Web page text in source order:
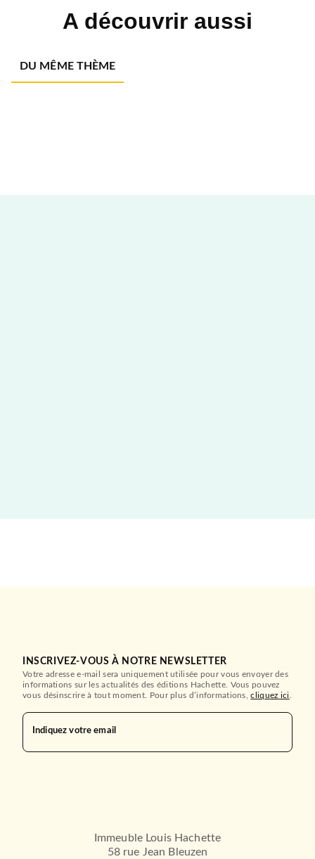
A découvrir aussi
DU MÊME THÈME
INSCRIVEZ-VOUS À NOTRE NEWSLETTER
Votre adresse e-mail sera uniquement utilisée pour vous envoyer des
informations sur les actualités des éditions Hachette. Vous pouvez
vous désinscrire à tout moment. Pour plus d’informations,cliquez ici
Indiquez votre email
Immeuble Louis Hachette
58 rue Jean Bleuzen